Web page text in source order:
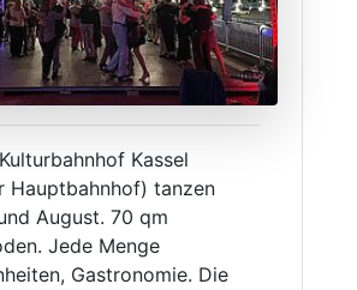
Kassel
Hauptbahnhof) tanzen
August. 70 qm
Jede Menge
Gastronomie. Die